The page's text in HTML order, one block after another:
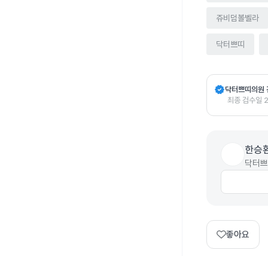
쥬비덤볼벨라
닥터쁘띠
verified닥터쁘띠의원
최종 검수일
한승
닥터
좋아요